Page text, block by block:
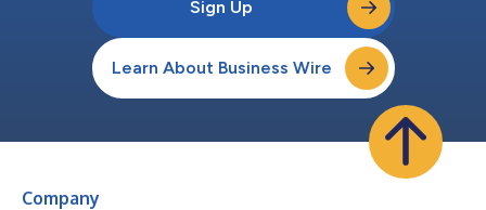
Sign Up
Learn About Business Wire
Company